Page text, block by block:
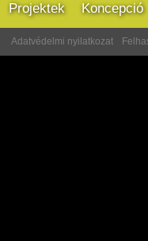
Projektek Koncepció
Adatvédelmi nyilatkozat